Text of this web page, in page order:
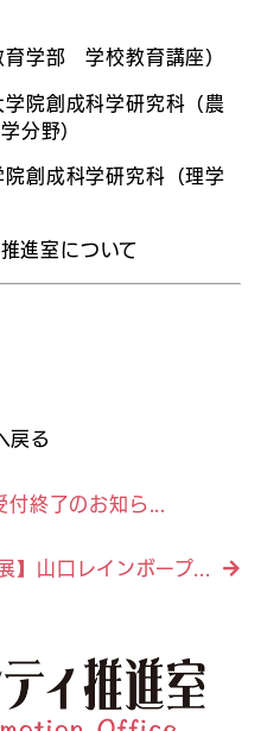
学部 学校教育講座）
院創成科学研究科（農
分野）
創成科学研究科（理学
室について
戻る
付終了のお知ら...
】山口レインボープ...